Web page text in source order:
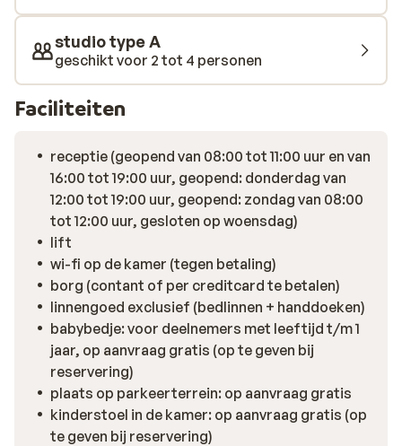
studio type A
geschikt voor 2 tot 4 personen
Faciliteiten
receptie (geopend van 08:00 tot 11:00 uur en van
16:00 tot 19:00 uur, geopend: donderdag van
12:00 tot 19:00 uur, geopend: zondag van 08:00
tot 12:00 uur, gesloten op woensdag)
lift
wi-fi op de kamer (tegen betaling)
borg (contant of per creditcard te betalen)
linnengoed exclusief (bedlinnen + handdoeken)
babybedje: voor deelnemers met leeftijd t/m 1
jaar, op aanvraag gratis (op te geven bij
reservering)
plaats op parkeerterrein: op aanvraag gratis
kinderstoel in de kamer: op aanvraag gratis (op
te geven bij reservering)